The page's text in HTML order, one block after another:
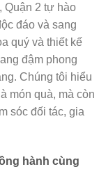
2 tự hào
đáo và sang
quý và thiết kế
đậm phong
Chúng tôi hiểu
món quà, mà còn
sóc đối tác, gia
hành cùng